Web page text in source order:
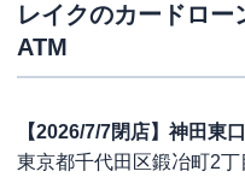
レイクのカードロー
ATM
【2026/7/7閉店】神田東
東京都千代田区鍛冶町2